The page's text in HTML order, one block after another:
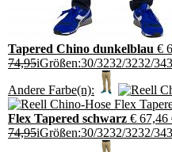
Tapered Chino dunkelblau €
74,95iGrößen:30/3232/3232/34
Andere Farbe(n):
Flex Tapered schwarz € 67,46
74,95iGrößen:30/3232/3232/34